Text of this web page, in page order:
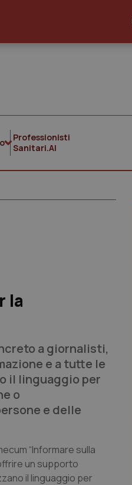
Professionisti
Sanitari.AI
la
a giornalisti,
e a tutte le
il linguaggio per
o
e delle
“Informare sulla
un supporto
il linguaggio per